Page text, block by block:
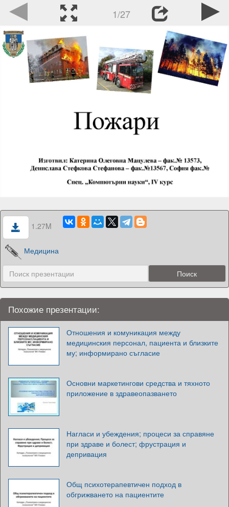
1/27
1.27M
Медицина
Похожие презентации:
Отношения и комуникация между
медицинския персонал, пациента и близките
му; информирано съгласие
Основни маркетингови средства и тяхното
приложение в здравеопазването
Нагласи и убеждения; процеси за справяне
при здраве и болест; фрустрация и
депривация
Общ психотерапевтичен подход в
обгрижването на пациентите